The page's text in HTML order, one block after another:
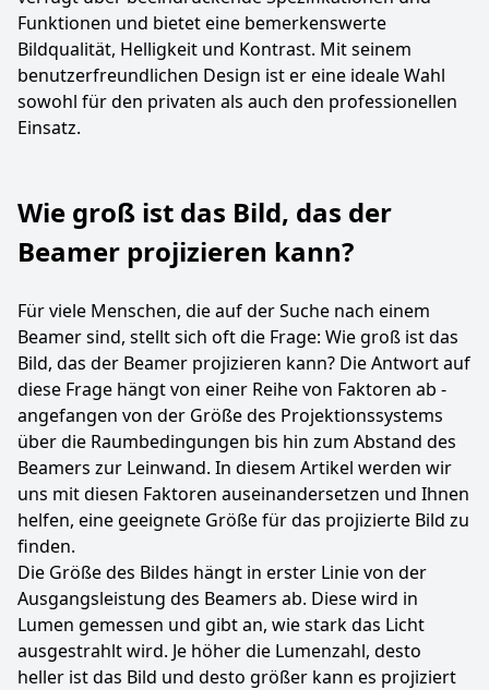
Funktionen und bietet eine bemerkenswerte
Bildqualität, Helligkeit und Kontrast. Mit seinem
benutzerfreundlichen Design ist er eine ideale Wahl
sowohl für den privaten als auch den professionellen
Einsatz.
Wie groß ist das Bild, das der
Beamer projizieren kann?
Für viele Menschen, die auf der Suche nach einem
Beamer sind, stellt sich oft die Frage: Wie groß ist das
Bild, das der Beamer projizieren kann? Die Antwort auf
diese Frage hängt von einer Reihe von Faktoren ab -
angefangen von der Größe des Projektionssystems
über die Raumbedingungen bis hin zum Abstand des
Beamers zur Leinwand. In diesem Artikel werden wir
uns mit diesen Faktoren auseinandersetzen und Ihnen
helfen, eine geeignete Größe für das projizierte Bild zu
finden.
Die Größe des Bildes hängt in erster Linie von der
Ausgangsleistung des Beamers ab. Diese wird in
Lumen gemessen und gibt an, wie stark das Licht
ausgestrahlt wird. Je höher die Lumenzahl, desto
heller ist das Bild und desto größer kann es projiziert